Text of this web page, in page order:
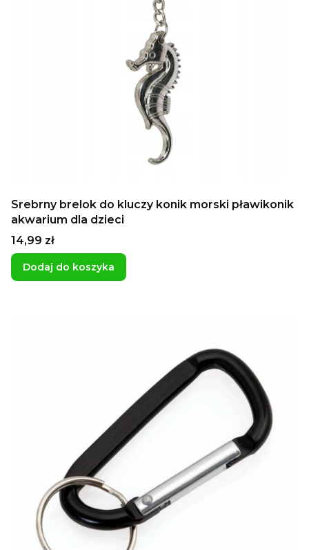
Srebrny brelok do kluczy konik morski pławikonik
akwarium dla dzieci
Cena
14,99 zł
Dodaj do koszyka